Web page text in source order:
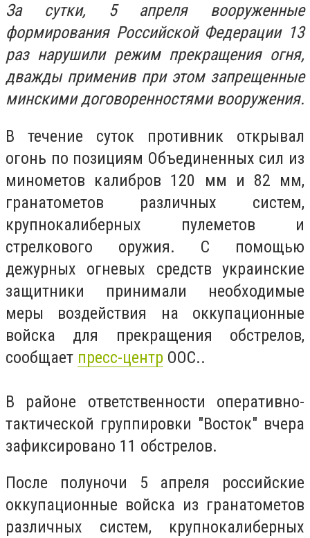
За сутки, 5 апреля вооруженные
формирования Российской Федерации 13
раз нарушили режим прекращения огня,
дважды применив при этом запрещенные
минскими договоренностями вооружения.
В течение суток противник открывал
огонь по позициям Объединенных сил из
минометов калибров 120 мм и 82 мм,
гранатометов различных систем,
крупнокалиберных пулеметов и
стрелкового оружия. С помощью
дежурных огневых средств украинские
защитники принимали необходимые
меры воздействия на оккупационные
войска для прекращения обстрелов,
сообщает пресс-центр ООС..
В районе ответственности оперативно-
тактической группировки "Восток" вчера
зафиксировано 11 обстрелов.
После полуночи 5 апреля российские
оккупационные войска из гранатометов
различных систем, крупнокалиберных